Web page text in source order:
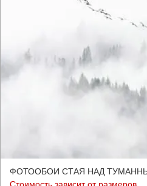
ФОТООБОИ СТАЯ НАД
Стоимость зависит от размеров